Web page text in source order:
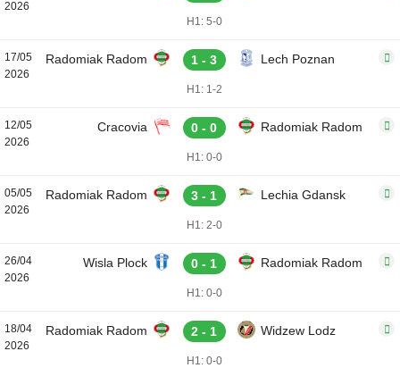
2026
H1: 5-0
17/05
2026
Radomiak Radom 1 - 3 Lech Poznan
H1: 1-2
12/05
2026
Cracovia 0 - 0 Radomiak Radom
H1: 0-0
05/05
2026
Radomiak Radom 3 - 1 Lechia Gdansk
H1: 2-0
26/04
2026
Wisla Plock 0 - 1 Radomiak Radom
H1: 0-0
18/04
2026
Radomiak Radom 2 - 1 Widzew Lodz
H1: 0-0